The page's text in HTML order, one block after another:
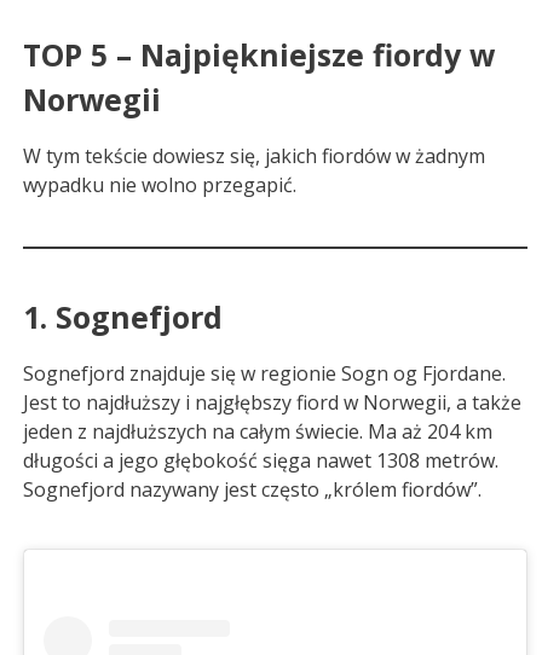
TOP 5 – Najpiękniejsze fiordy w
Norwegii
W tym tekście dowiesz się, jakich fiordów w żadnym
wypadku nie wolno przegapić.
1. Sognefjord
Sognefjord znajduje się w regionie Sogn og Fjordane.
Jest to najdłuższy i najgłębszy fiord w Norwegii, a także
jeden z najdłuższych na całym świecie. Ma aż 204 km
długości a jego głębokość sięga nawet 1308 metrów.
Sognefjord nazywany jest często „królem fiordów”.